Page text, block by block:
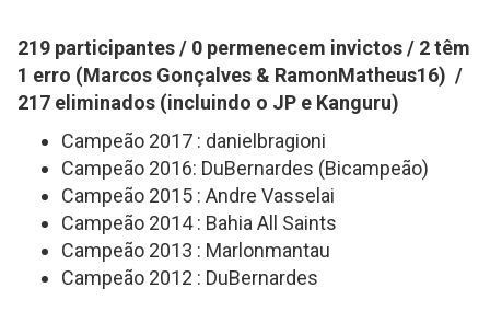
219 participantes / 0 permenecem invictos / 2 têm
1 erro (Marcos Gonçalves & RamonMatheus16) /
217 eliminados (incluindo o JP e Kanguru)
Campeão 2017 : danielbragioni
Campeão 2016: DuBernardes (Bicampeão)
Campeão 2015 : Andre Vasselai
Campeão 2014 : Bahia All Saints
Campeão 2013 : Marlonmantau
Campeão 2012 : DuBernardes